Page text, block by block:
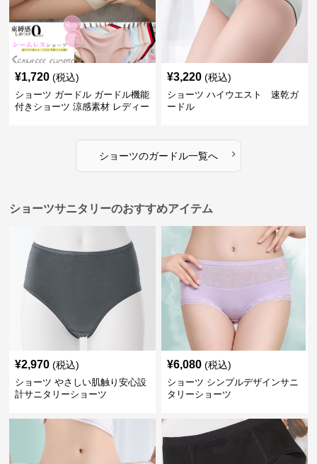
¥1,720 (税込)
ショーツ ガードル ガードル機能
付きショーツ 涼感素材 レディー
¥3,220 (税込)
ショーツ ハイウエスト 速乾ガ
ードル
ショーツのガードル一覧へ ›
ショーツサニタリーのおすすめアイテム
¥2,970 (税込)
ショーツ やさしい肌触り安心設
計サニタリーショーツ
¥6,080 (税込)
ショーツ シンプルデザインサニ
タリーショーツ